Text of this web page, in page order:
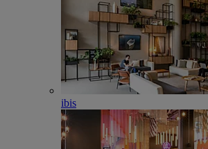
ibis